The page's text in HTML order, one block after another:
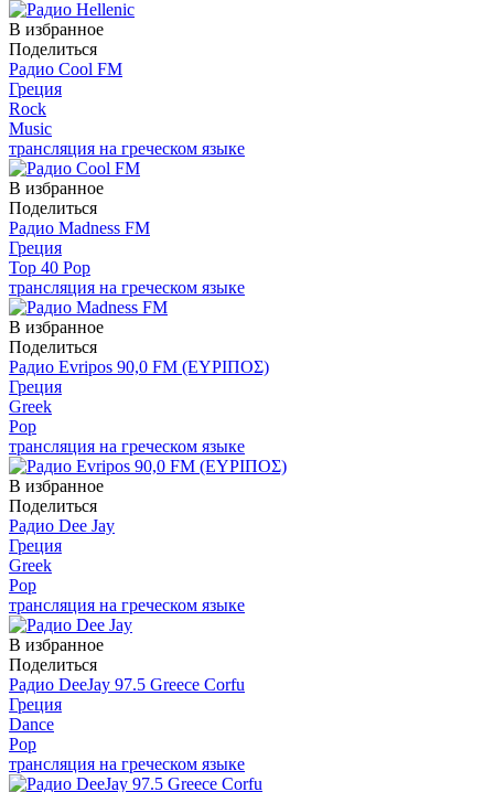
В избранное
Поделиться
Радио Cool FM
Греция
Rock
Music
трансляция на греческом языке
В избранное
Поделиться
Радио Madness FM
Греция
Top 40 Pop
трансляция на греческом языке
В избранное
Поделиться
Радио Evripos 90,0 FM (ΕΥΡΙΠΟΣ)
Греция
Greek
Pop
трансляция на греческом языке
В избранное
Поделиться
Радио Dee Jay
Греция
Greek
Pop
трансляция на греческом языке
В избранное
Поделиться
Радио DeeJay 97.5 Greece Corfu
Греция
Dance
Pop
трансляция на греческом языке